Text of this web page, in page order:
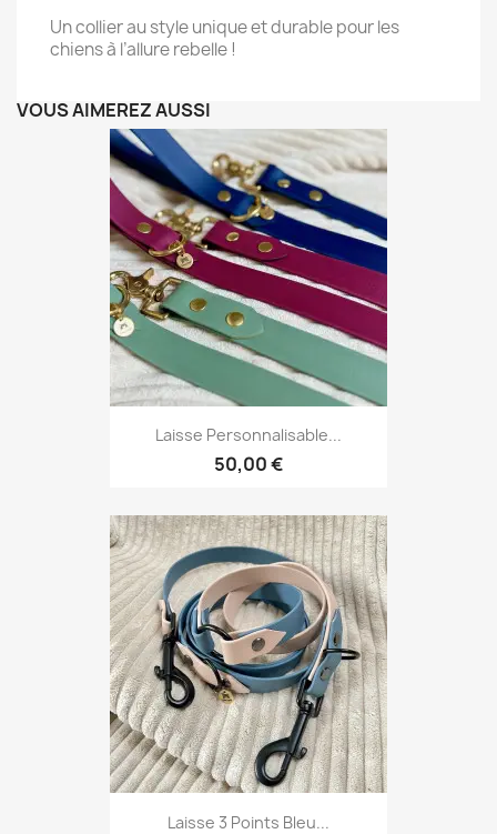
Un collier au style unique et durable pour les
chiens à l’allure rebelle !
VOUS AIMEREZ AUSSI
Laisse Personnalisable...
50,00 €
Laisse 3 Points Bleu...